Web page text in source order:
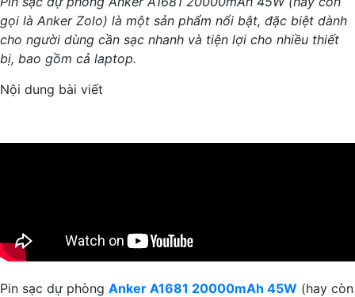
gọi là Anker Zolo) là một sản phẩm nổi bật, đặc biệt dành
cho người dùng cần sạc nhanh và tiện lợi cho nhiều thiết
bị, bao gồm cả laptop.
Nội dung bài viết
Pin sạc dự phòng Anker A1681 20000mAh 45W (hay còn